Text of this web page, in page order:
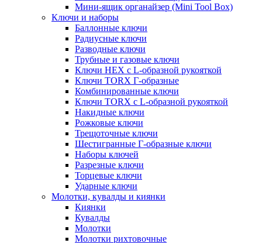
Мини-ящик органайзер (Mini Tool Box)
Ключи и наборы
Баллонные ключи
Радиусные ключи
Разводные ключи
Трубные и газовые ключи
Ключи HEX с L-образной рукояткой
Ключи TORX Г-образные
Комбинированные ключи
Ключи TORX с L-образной рукояткой
Накидные ключи
Рожковые ключи
Трещоточные ключи
Шестигранные Г-образные ключи
Наборы ключей
Разрезные ключи
Торцевые ключи
Ударные ключи
Молотки, кувалды и киянки
Киянки
Кувалды
Молотки
Молотки рихтовочные